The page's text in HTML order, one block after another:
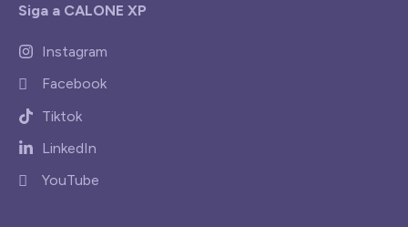
Siga a CALONE XP
Instagram
Facebook
Tiktok
LinkedIn
YouTube